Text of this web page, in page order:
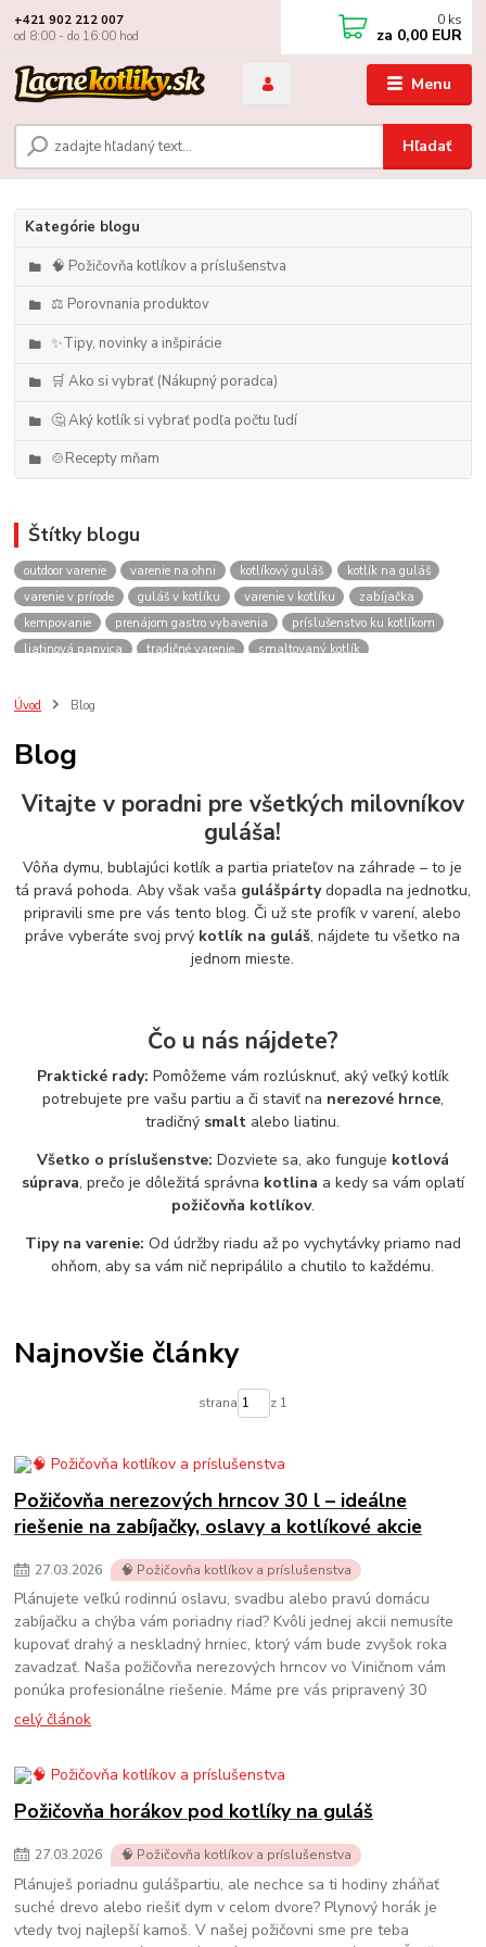
Menu
Hľadať
+421 902 212 007
od 8:00 - do 16:00 hod
0 ks
za 0,00 EUR
Kategórie blogu
🧠 Požičovňa kotlíkov a príslušenstva
⚖️ Porovnania produktov
✨Tipy, novinky a inšpirácie
🛒 Ako si vybrať (Nákupný poradca)
🤔 Aký kotlík si vybrať podľa počtu ľudí
🍲Recepty mňam
Štítky blogu
outdoor varenie varenie na ohni kotlíkový guláš
kotlík na guláš
varenie v prírode
guláš v kotlíku varenie v kotlíku
zabíjačka
kempovanie
prenájom gastro vybavenia
príslušenstvo ku kotlíkom
liatinová panvica
tradičné varenie
smaltovaný kotlík
akcie
spoločenské akcie
rental
varenie gulášu
požičovňa hrncov nerezový hrniec 30l
oslava
výber kotlíka
Úvod Blog
Blog
Vitajte v poradni pre všetkých milovníkov
guláša!
Vôňa dymu, bublajúci kotlík a partia priateľov na záhrade – to je
tá pravá pohoda. Aby však vaša gulášpártydopadla na jednotku,
pripravili sme pre vás tento blog. Či už ste profík v varení, alebo
práve vyberáte svoj prvý kotlík na guláš, nájdete tu všetko na
jednom mieste.
Čo u nás nájdete?
Praktické rady: Pomôžeme vám rozlúsknuť, aký veľký kotlík
potrebujete pre vašu partiu a či staviť na nerezové hrnce,
tradičný smalt alebo liatinu.
Všetko o príslušenstve: Dozviete sa, ako funguje kotlová
súprava, prečo je dôležitá správna kotlina a kedy sa vám oplatí
požičovňa kotlíkov.
Tipy na varenie: Od údržby riadu až po vychytávky priamo nad
ohňom, aby sa vám nič nepripálilo a chutilo to každému.
Najnovšie články
strana z 1
Požičovňa nerezových hrncov 30 l – ideálne
riešenie na zabíjačky, oslavy a kotlíkové akcie
27.03.2026 🧠 Požičovňa kotlíkov a príslušenstva
Plánujete veľkú rodinnú oslavu, svadbu alebo pravú domácu
zabíjačku a chýba vám poriadny riad? Kvôli jednej akcii nemusíte
kupovať drahý a neskladný hrniec, ktorý vám bude zvyšok roka
zavadzať. Naša požičovňa nerezových hrncov vo Viničnom vám
ponúka profesionálne riešenie. Máme pre vás pripravený 30
celý článok
Požičovňa horákov pod kotlíky na guláš
27.03.2026 🧠 Požičovňa kotlíkov a príslušenstva
Plánuješ poriadnu gulášpartiu, ale nechce sa ti hodiny zháňať
suché drevo alebo riešiť dym v celom dvore? Plynový horák je
vtedy tvoj najlepší kamoš. V našej požičovni sme pre teba